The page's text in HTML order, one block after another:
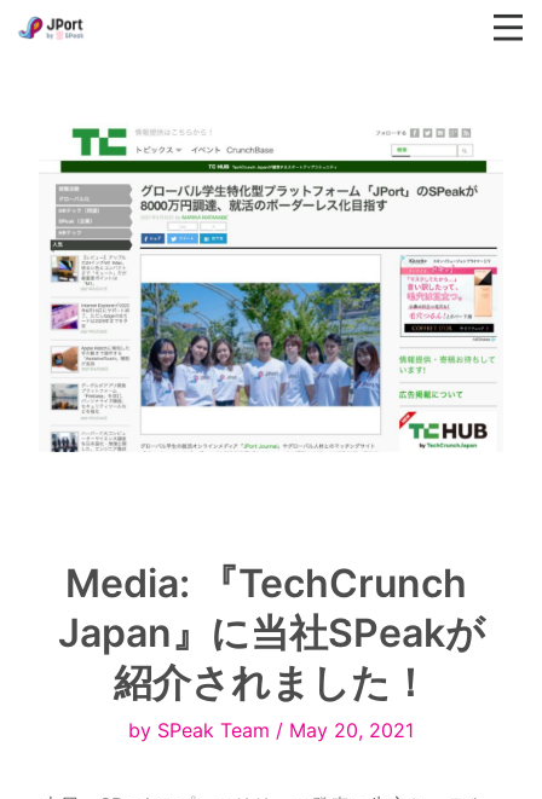
Media: 『TechCrunch
Japan』に当社SPeakが
紹介されました！
by SPeak Team / May 20, 2021